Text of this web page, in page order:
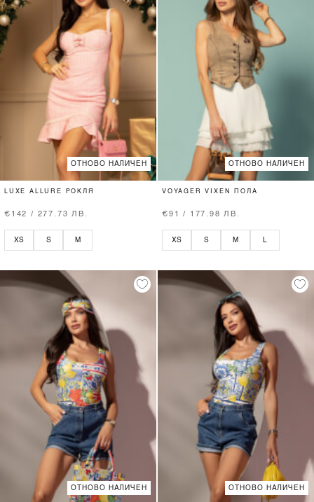
ОТНОВО НАЛИЧЕН
LUXE ALLURE РОКЛЯ
€142 / 277.73 ЛВ.
XS S M
ОТНОВО НАЛИЧЕН
VOYAGER VIXEN ПОЛА
€91 / 177.98 ЛВ.
XS S M L
ОТНОВО НАЛИЧЕН ОТНОВО НАЛИЧЕН